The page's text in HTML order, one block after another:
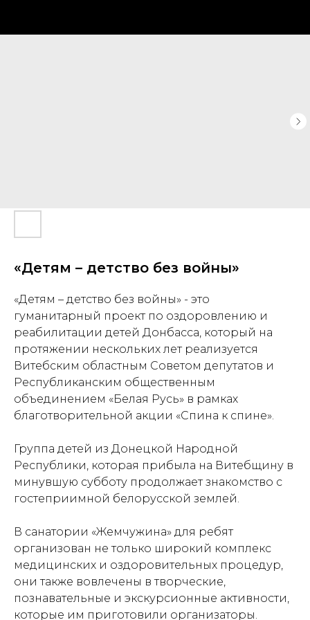
«Детям – детство без войны»
«Детям – детство без войны» - это
гуманитарный проект по оздоровлению и
реабилитации детей Донбасса, который на
протяжении нескольких лет реализуется
Витебским областным Советом депутатов и
Республиканским общественным
объединением «Белая Русь» в рамках
благотворительной акции «Спина к спине».
Группа детей из Донецкой Народной
Республики, которая прибыла на Витебщину в
минувшую субботу продолжает знакомство с
гостеприимной белорусской землей.
В санатории «Жемчужина» для ребят
организован не только широкий комплекс
медицинских и оздоровительных процедур,
они также вовлечены в творческие,
познавательные и экскурсионные активности,
которые им приготовили организаторы.